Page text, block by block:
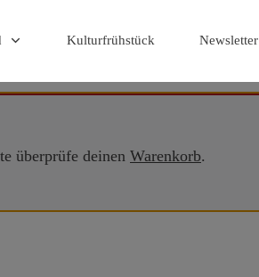
Kulturfrühstück Newsletter
überprüfe deinen Warenkorb.